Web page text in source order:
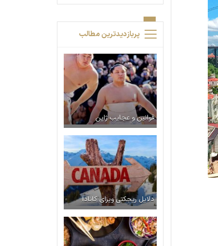
پربازدیدترین مطالب
قوانین و عجایب ژاپن
دلایل ریجکتی ویزای کانادا